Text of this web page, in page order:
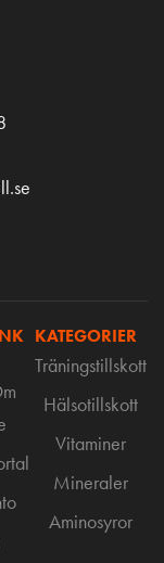
KATEGORIER
Träningstillskott
Hälsotillskott
Vitaminer
Mineraler
Aminosyror